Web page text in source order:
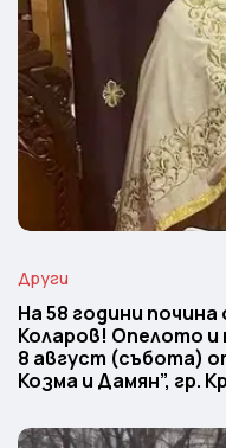
Други
На 58 години
Коларов! Опелото
8 август (събота)
Козма и Дамян”, гр.